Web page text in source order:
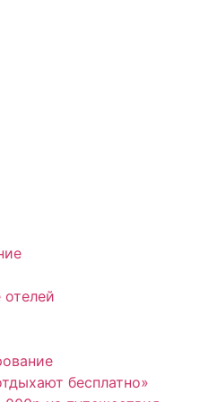
бесплатно»